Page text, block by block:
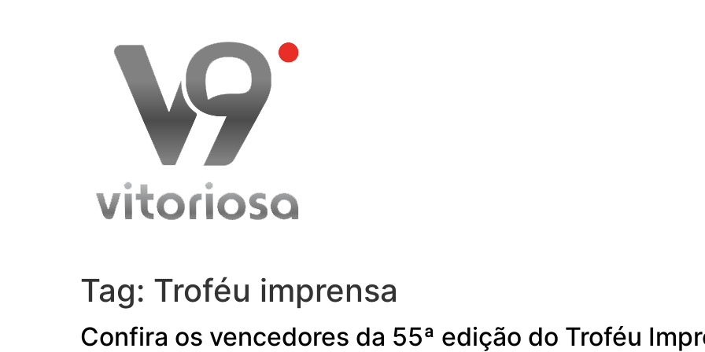
Tag: Troféu imprensa
Confira os vencedores da 55ª edição do Troféu